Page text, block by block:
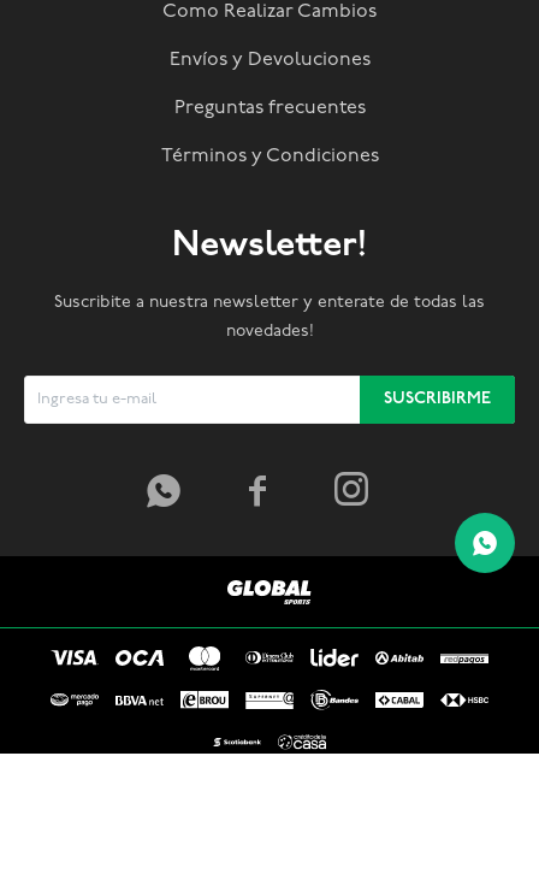
Como Realizar Cambios
Envíos y Devoluciones
Preguntas frecuentes
Términos y Condiciones
Newsletter!
Suscribite a nuestra newsletter y enterate de todas las
novedades!
SUSCRIBIRME
  